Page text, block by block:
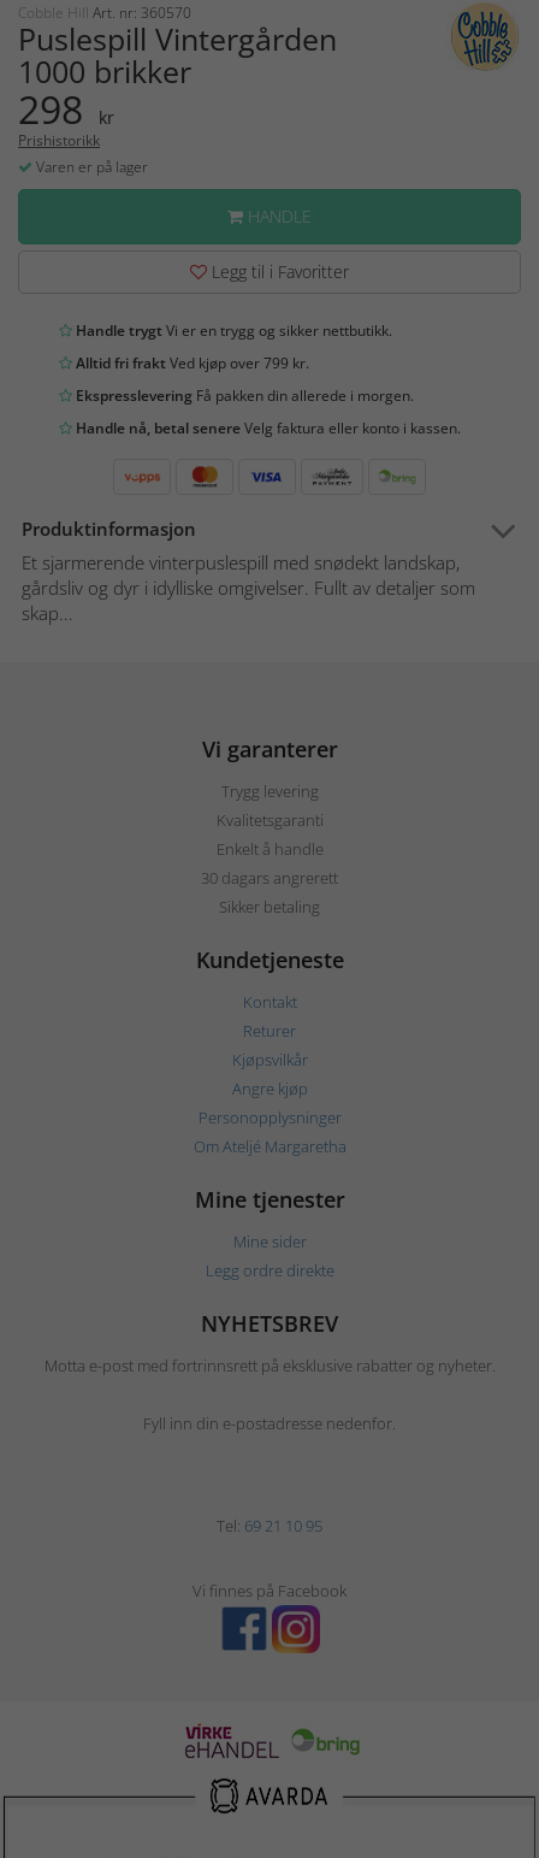
Cobble Hill Art. nr: 360570
Puslespill Vintergården
1000 brikker
298 kr
Prishistorikk
Varen er på lager
HANDLE
Legg til i Favoritter
Handle trygtVi er en trygg og sikker nettbutikk.
Alltid fri fraktVed kjøp over 799 kr.
Ekspresslevering Få pakken din allerede i morgen.
Handle nå, betal senereVelg faktura eller konto i kassen.
Produktinformasjon
Et sjarmerende vinterpuslespill med snødekt landskap,
gårdsliv og dyr i idylliske omgivelser. Fullt av detaljer som
skap...
Vi garanterer
Trygg levering
Kvalitetsgaranti
Enkelt å handle
30 dagars angrerett
Sikker betaling
Kundetjeneste
Kontakt
Returer
Kjøpsvilkår
Angre kjøp
Personopplysninger
Om Ateljé Margaretha
Mine tjenester
Mine sider
Legg ordre direkte
NYHETSBREV
Motta e-post med fortrinnsrett på eksklusive rabatter og nyheter.
Fyll inn din e-postadresse nedenfor.
Tel: 69 21 10 95
Vi finnes på Facebook